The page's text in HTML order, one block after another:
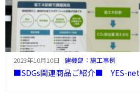
2023年10月10日 建機部：施工事例
■SDGs関連商品ご紹介■ YES-net